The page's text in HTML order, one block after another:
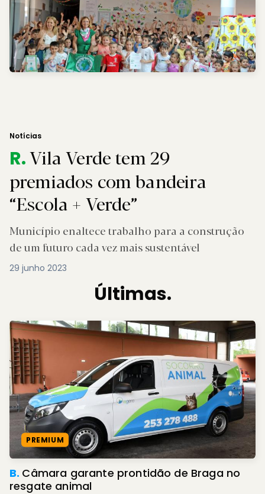
Notícias
R.Vila Verde tem 29
premiados com bandeira
“Escola + Verde”
Município enaltece trabalho para a construção
de um futuro cada vez mais sustentável
29 junho 2023
Últimas.
PREMIUM
B. Câmara garante prontidão de Braga no
resgate animal